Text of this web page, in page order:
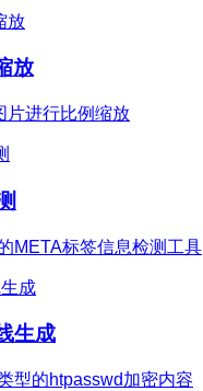
放
片进行比例缩放
META标签信息检测工具
生成
型的htpasswd加密内容